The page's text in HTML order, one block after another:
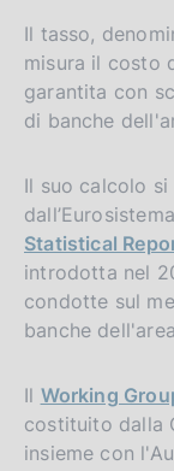
Il tasso,
misura il costo
garantita con
di banche
Il suo calcolo
Statistical
introdotta nel
condotte sul
banche
Il Working
costituito dalla
insieme con